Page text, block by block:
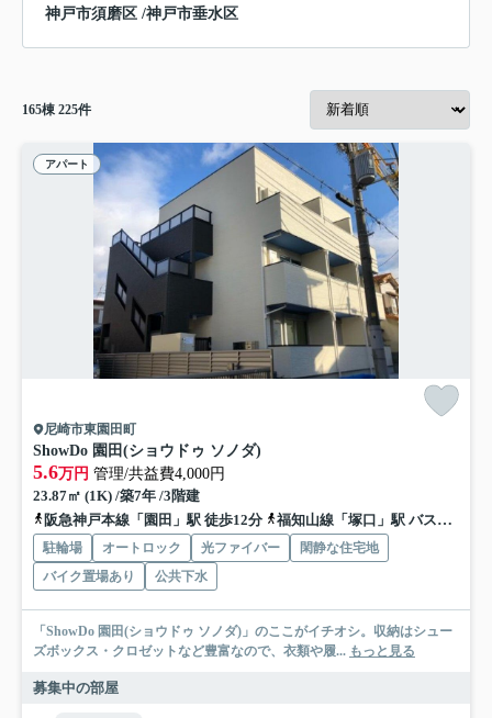
神戸市須磨区 /神戸市垂水区
165棟 225件
アパート
尼崎市東園田町
ShowDo 園田(ショウドゥ ソノダ)
5.6万円 管理/共益費4,000円
23.87㎡ (1K) /築7年 /3階建
阪急神戸本線「園田」駅 徒歩12分
福知山線「塚口」駅 バス17分 阪神バス「東園田３丁目」 停歩4分
駐輪場 オートロック 光ファイバー
閑静な住宅地
バイク置場あり
公共下水
「ShowDo 園田(ショウドゥ ソノダ)」のここがイチオシ。収納はシュー
ズボックス・クロゼットなど豊富なので、衣類や履... もっと見る
募集中の部屋